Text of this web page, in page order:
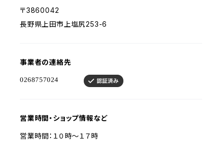
〒3860042
長野県上田市上塩尻253-6
事業者の連絡先
営業時間・ショップ情報など
営業時間：１０時～１７時